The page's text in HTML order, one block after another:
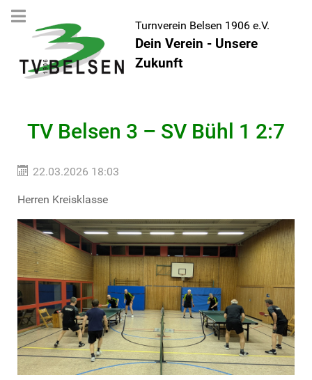
Turnverein Belsen 1906 e.V.
Dein Verein - Unsere
Zukunft
TV Belsen 3 – SV Bühl 1 2:7
22.03.2026 18:03
Herren Kreisklasse